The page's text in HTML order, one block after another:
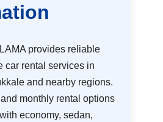
provides reliable
car rental services in
and nearby regions.
monthly rental options
economy, sedan,